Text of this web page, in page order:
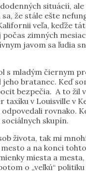
situácií,
že stále ešte
veľa, keďže
zimných
javom sa ľudia
s mladým čiernym
bratanec. Keď
bezpečia. A to
taxíku v Louisville v
rovnako.
skupín.
života, tak mi
a na konci
miesta a
o „veľkú“